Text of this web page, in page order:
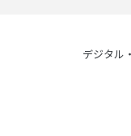
デジタル